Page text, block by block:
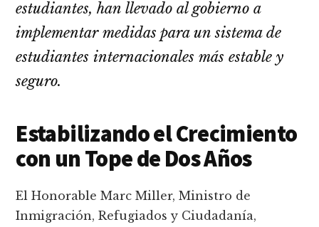
estudiantes, han llevado al gobierno a
implementar medidas para un sistema de
estudiantes internacionales más estable y
seguro.
Estabilizando el Crecimiento
con un Tope de Dos Años
El Honorable Marc Miller, Ministro de
Inmigración, Refugiados y Ciudadanía,